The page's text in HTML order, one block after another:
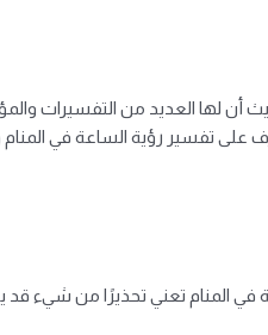
حيث أن لها العديد من
على تفسير رؤية الساعة في
في المنام تعني تحذيرًا من شيء